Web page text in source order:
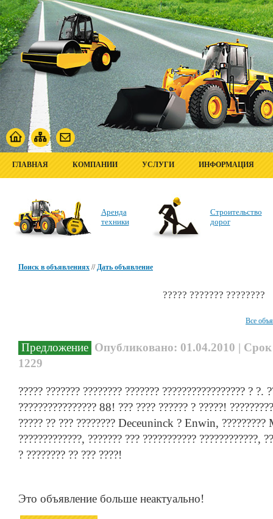
ГЛАВНАЯ КОМПАНИИ УСЛУГИ ИНФОРМАЦИЯ
Аренда
техники
Строительство
дорог
Поиск в объявлениях //Дать объявление
????? ??????? ????????
Все
Предложение Опубликовано: 01.04.2010 |
1229
????? ??????? ???????? ??????? ????????????????? ? ?.
???????????????? 88! ??? ???? ?????? ? ?????!
????? ?? ??? ???????? Deceuninck ? Enwin,
?????????????, ??????? ??? ??????????? ????????????,
? ???????? ?? ??? ????!
Это объявление больше неактуально!